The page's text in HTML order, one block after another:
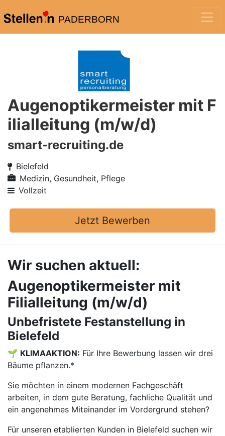
PADERBORN
Augenoptikermeister mit F
ilialleitung (m/w/d)
smart-recruiting.de
Bielefeld
Medizin, Gesundheit, Pflege
Vollzeit
Jetzt Bewerben
Wir suchen aktuell:
Augenoptikermeister mit
Filialleitung (m/w/d)
Unbefristete Festanstellung in
Bielefeld
🌱 KLIMAAKTION: Für Ihre Bewerbung lassen wir drei
Bäume pflanzen.*
Sie möchten in einem modernen Fachgeschäft
arbeiten, in dem gute Beratung, fachliche Qualität und
ein angenehmes Miteinander im Vordergrund stehen?
Für unseren etablierten Kunden in Bielefeld suchen wir